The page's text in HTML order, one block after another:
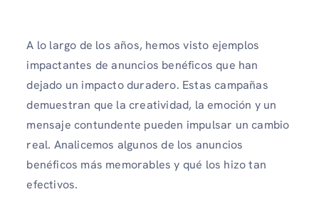
A lo largo de los años, hemos visto ejemplos
impactantes de anuncios benéficos que han
dejado un impacto duradero. Estas campañas
demuestran que la creatividad, la emoción y un
mensaje contundente pueden impulsar un cambio
real. Analicemos algunos de los anuncios
benéficos más memorables y qué los hizo tan
efectivos.